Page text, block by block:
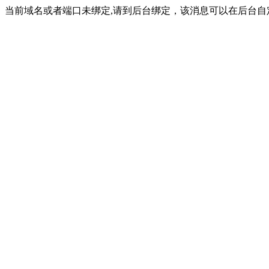
当前域名或者端口未绑定,请到后台绑定，该消息可以在后台自